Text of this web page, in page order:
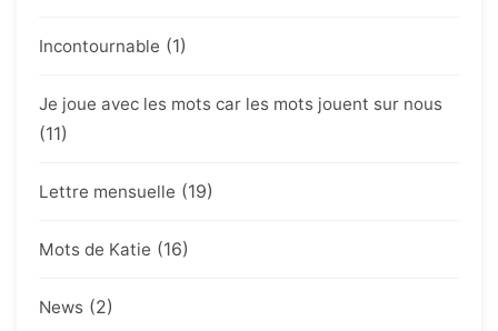
Incontournable (1)
Je joue avec les mots car les mots jouent sur nous
(11)
Lettre mensuelle (19)
Mots de Katie (16)
News (2)